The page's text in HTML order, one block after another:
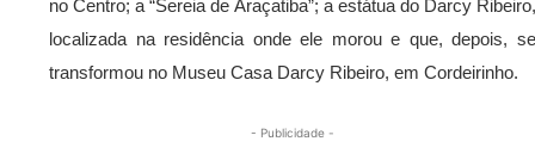
no Centro; a “Sereia de Araçatiba”; a estátua do Darcy Ribeiro,
localizada na residência onde ele morou e que, depois, se
transformou no Museu Casa Darcy Ribeiro, em Cordeirinho.
- Publicidade -